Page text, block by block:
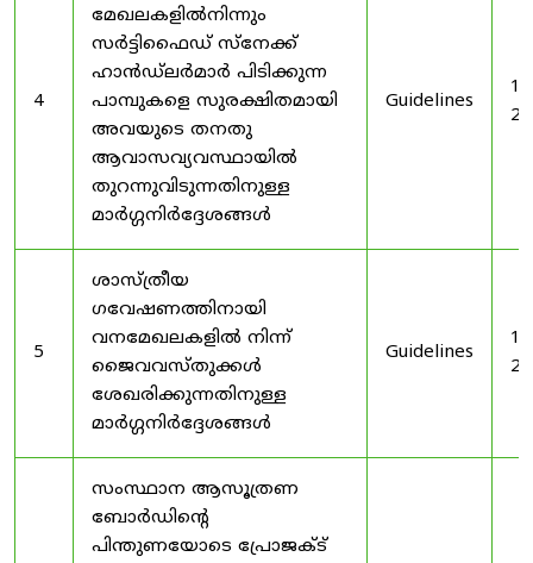
4
മേഖലകളിൽനിന്നും
സർട്ടിഫൈഡ് സ്നേക്ക്
ഹാൻഡ്‌ലർമാർ പിടിക്കുന്ന
പാമ്പുകളെ സുരക്ഷിതമായി
അവയുടെ തനതു
ആവാസവ്യവസ്ഥായിൽ
തുറന്നുവിടുന്നതിനുള്ള
മാർഗ്ഗനിർദ്ദേശങ്ങൾ
Guidelines
5
ശാസ്ത്രീയ
ഗവേഷണത്തിനായി
വനമേഖലകളിൽ നിന്ന്
ജൈവവസ്തുക്കൾ
ശേഖരിക്കുന്നതിനുള്ള
മാർഗ്ഗനിർദ്ദേശങ്ങൾ
Guidelines
സംസ്ഥാന ആസൂത്രണ
ബോർഡിൻ്റെ
പിന്തുണയോടെ പ്രോജക്ട്